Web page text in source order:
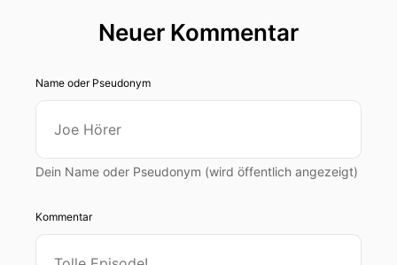
Neuer Kommentar
Name oder Pseudonym
Dein Name oder Pseudonym (wird öffentlich angezeigt)
Kommentar